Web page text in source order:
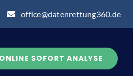
office@datenrettung360.de
ONLINE SOFORT ANALYSE